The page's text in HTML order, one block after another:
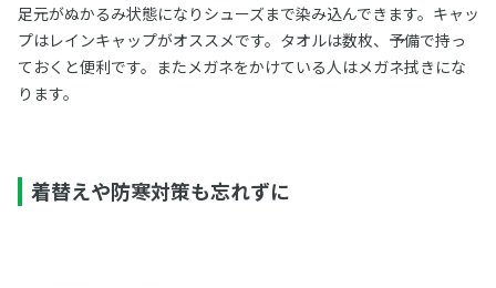
足元がぬかるみ状態になりシューズまで染み込んできます。キャッ
プはレインキャップがオススメです。タオルは数枚、予備で持っ
ておくと便利です。またメガネをかけている人はメガネ拭きにな
ります。
着替えや防寒対策も忘れずに